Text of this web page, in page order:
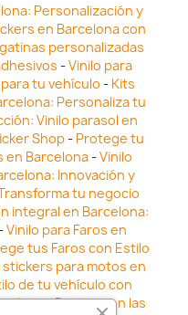
Personalización y
en Barcelona con
personalizadas
-Vinilo para
tu vehículo - Kits
Personaliza tu
Vinilo parasol en
Shop- Protege tu
en Barcelona-Vinilo
Innovación y
tu negocio
integral en Barcelona:
Vinilo para Faros en
tus Faros con Estilo
para motos en
de tu vehículo con
-Destaca en las